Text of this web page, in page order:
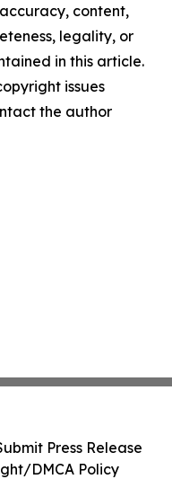
content,
legality, or
in this article.
issues
the author
Press Release
DMCA Policy